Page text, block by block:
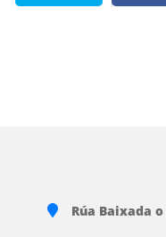
Rúa Baixada